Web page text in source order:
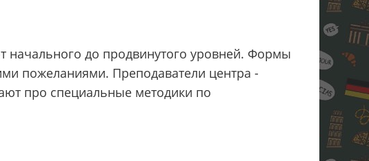
начального до продвинутого уровней. Формы
пожеланиями. Преподаватели центра -
про специальные методики по